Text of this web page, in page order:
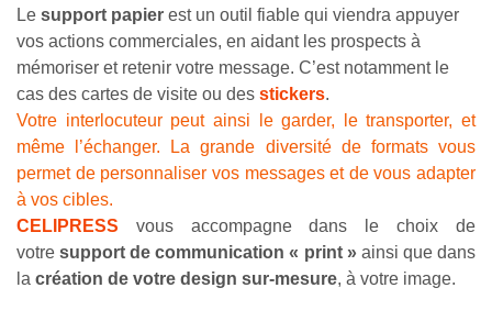
Le support papier est un outil fiable qui viendra appuyer
vos actions commerciales, en aidant les prospects à
mémoriser et retenir votre message. C’est notamment le
cas des cartes de visite ou des stickers.
Votre interlocuteur peut ainsi le garder, le transporter, et
même l’échanger. La grande diversité de formats vous
permet de personnaliser vos messages et de vous adapter
à vos cibles.
CELIPRESS vous accompagne dans le choix de
votresupport de communication « print »ainsi que dans
la création de votre design sur-mesure, à votre image.